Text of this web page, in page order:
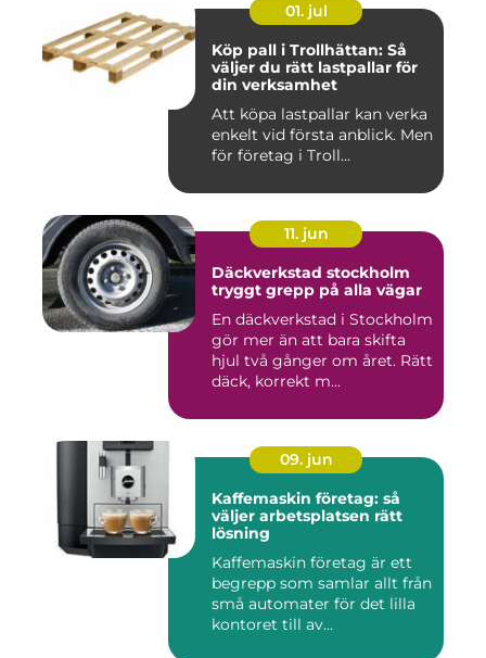
01. jul
Köp pall i Trollhättan: Så
väljer du rätt lastpallar för
din verksamhet
Att köpa lastpallar kan verka
enkelt vid första anblick. Men
för företag i Troll...
11. jun
Däckverkstad stockholm
tryggt grepp på alla vägar
En däckverkstad i Stockholm
gör mer än att bara skifta
hjul två gånger om året. Rätt
däck, korrekt m...
09. jun
Kaffemaskin företag: så
väljer arbetsplatsen rätt
lösning
Kaffemaskin företag är ett
begrepp som samlar allt från
små automater för det lilla
kontoret till av...